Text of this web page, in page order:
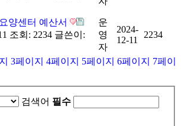
양센터 예산서
조회: 2234 글쓴이:
운
영
자
2024-
12-11
2234
3페이지 4페이지 5페이지 6페이지 7페이
검색어 필수